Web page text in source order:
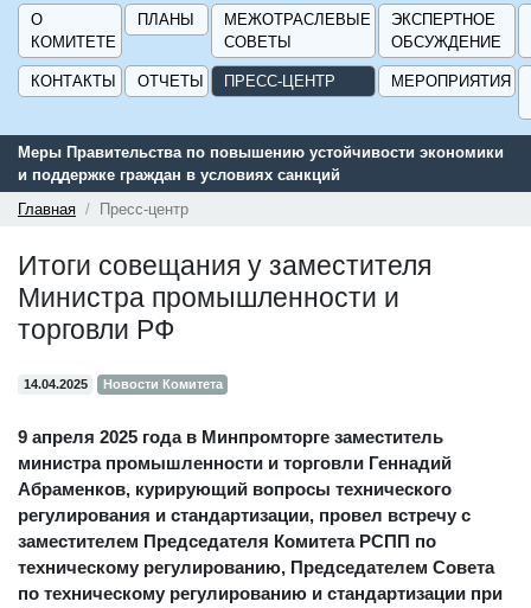
О
КОМИТЕТЕ
ПЛАНЫ
МЕЖОТРАСЛЕВЫЕ
СОВЕТЫ
ЭКСПЕРТНОЕ
ОБСУЖДЕНИЕ
КОНТАКТЫ ОТЧЕТЫ ПРЕСС-ЦЕНТР МЕРОПРИЯТИЯ
Правительства по повышению устойчивости экономики
поддержке граждан в условиях санкций
Главная Пресс-центр
Итоги совещания у заместителя
Министра промышленности и
торговли РФ
14.04.2025 Новости Комитета
9 апреля 2025 года в Минпромторге заместитель
министра промышленности и торговли Геннадий
Абраменков, курирующий вопросы технического
регулирования и стандартизации, провел встречу с
заместителем Председателя Комитета РСПП по
техническому регулированию, Председателем Совета
по техническому регулированию и стандартизации при